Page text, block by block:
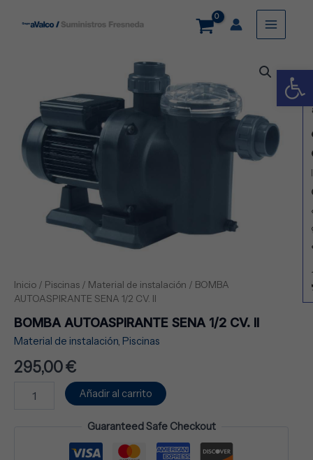
Abrir
Main
Menu
Inicio / Piscinas / Material de instalación / BOMBA
AUTOASPIRANTE SENA 1/2 CV. II
BOMBA AUTOASPIRANTE SENA 1/2 CV. II
Material de instalación, Piscinas
295,00€
cantidad
Añadir al carrito
Guaranteed Safe Checkout